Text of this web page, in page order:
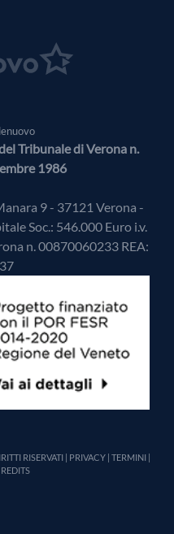
Tribunale di Verona n.
1986
9 - 37121 Verona -
Soc.: 546.000 Euro i.v.
n. 00870060233 REA:
RISERVATI | PRIVACY| TERMINI|